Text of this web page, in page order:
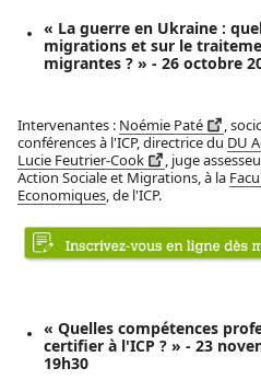
« La guerre en Ukraine :
migrations et sur le
migrantes ? » - 26 octobre
Intervenantes : Noémie Paté
,
conférences à l'ICP, directrice du DU
Lucie Feutrier-Cook
, juge
Action Sociale et Migrations, à la
Economiques , de l'ICP.
« Quelles compétences
certifier à l'ICP ? » - 23
19h30